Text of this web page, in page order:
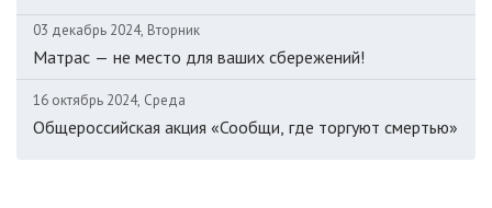
03 декабрь 2024, Вторник
Матрас — не место для ваших сбережений!
16 октябрь 2024, Среда
Общероссийская акция «Сообщи, где торгуют смертью»